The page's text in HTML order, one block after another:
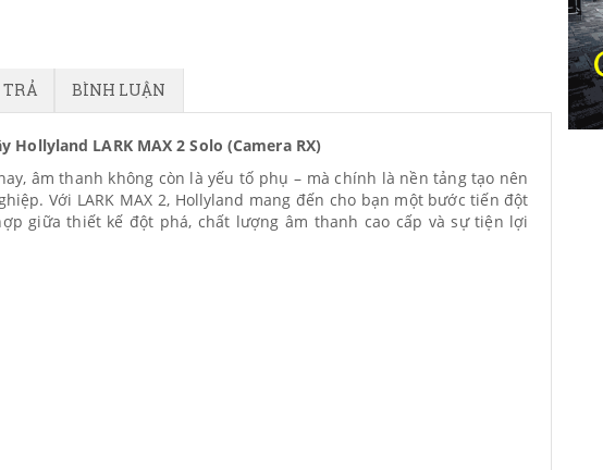
BÌNH LUẬN
Hollyland LARK MAX 2 Solo (Camera RX)
âm thanh không còn là yếu tố phụ – mà chính là nền tảng tạo nên
Với LARK MAX 2, Hollyland mang đến cho bạn một bước tiến đột
giữa thiết kế đột phá, chất lượng âm thanh cao cấp và sự tiện lợi